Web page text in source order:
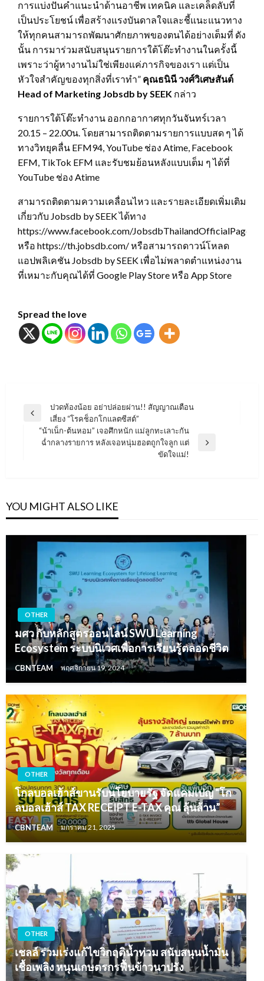
การแบ่งปันคำแนะนำด้านอาชีพ เทคนิค และเคล็ดลับที่
เป็นประโยชน์ เพื่อสร้างแรงบันดาลใจและชี้แนะแนวทาง
ให้ทุกคนสามารถพัฒนาศักยภาพของตนได้อย่างเต็มที่ ดัง
นั้น การมาร่วมสนับสนุนรายการใต้โต๊ะทำงานในครั้งนี้
เพราะว่าผู้หางานไม่ใช่เพียงแค่ภารกิจของเรา แต่เป็น
หัวใจสำคัญของทุกสิ่งที่เราทำ” คุณธนินี วงศ์วิเศษสันต์
Head of Marketing Jobsdb by SEEK กล่าว
รายการใต้โต๊ะทำงาน ออกกอากาศทุกวันจันทร์เวลา
20.15 – 22.00น. โดยสามารถติดตามรายการแบบสด ๆ ได้
ทางวิทยุคลื่น EFM94, YouTube ช่อง Atime, Facebook
EFM, TikTok EFM และรับชมย้อนหลังแบบเต็ม ๆ ได้ที่
YouTube ช่อง Atime
สามารถติดตามความเคลื่อนไหว และรายละเอียดเพิ่มเติม
เกี่ยวกับ Jobsdb by SEEK ได้ทาง
https://www.facebook.com/JobsdbThailandOfficialPage
หรือ https://th.jobsdb.com/ หรือสามารถดาวน์โหลด
แอปพลิเคชัน Jobsdb by SEEK เพื่อไม่พลาดตำแหน่งงาน
ที่เหมาะกับคุณได้ที่ Google Play Store หรือ App Store
Spread the love
แนะแนว
เรื่อง
Previous
ปวดท้องน้อย อย่าปล่อยผ่าน!! สัญญาณเตือน
เสี่ยง “โรคช็อกโกแลตซีสต์”
Next
“น้าเน็ก-ต้นหอม” เจอศึกหนัก แม่ลูกทะเลาะกัน
ฉ่ำกลางรายการ หลังเจอหนุ่มฮอตถูกใจลูก แต่
ขัดใจแม่!
YOU MIGHT ALSO LIKE
OTHER
มศว กับหลักสูตรออนไลน์ SWU Learning
Ecosystem ระบบนิเวศเพื่อการเรียนรู้ตลอดชีวิต
CBNTEAM พฤศจิกายน 19, 2024
OTHER
โกลบอลเฮ้าส์ขานรับนโยบายรัฐ จัดแคมเปญ “โก
ลบอลเฮ้าส์ TAX RECEIPT E-TAX คุณ ลุ้นล้าน”
CBNTEAM มกราคม 21, 2025
OTHER
เชลล์ ร่วมเร่งแก้ไขวิกฤติน้ำท่วม สนับสนุนน้ำมัน
เชื้อเพลิง หนุนเกษตรกรฟื้นข้าวนาปรัง